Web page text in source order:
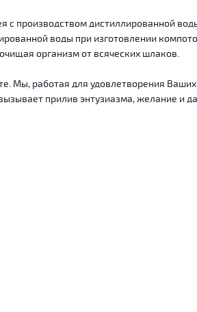
производством дистиллированной
воды при изготовлении
организм от всяческих шлаков.
работая для удовлетворения Ваших
прилив энтузиазма, желание и